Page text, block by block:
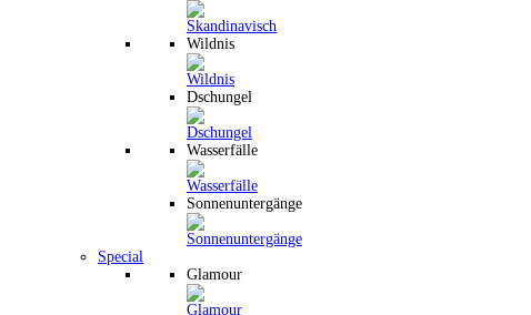
Wildnis
Dschungel
Wasserfälle
Sonnenuntergänge
Special
Glamour